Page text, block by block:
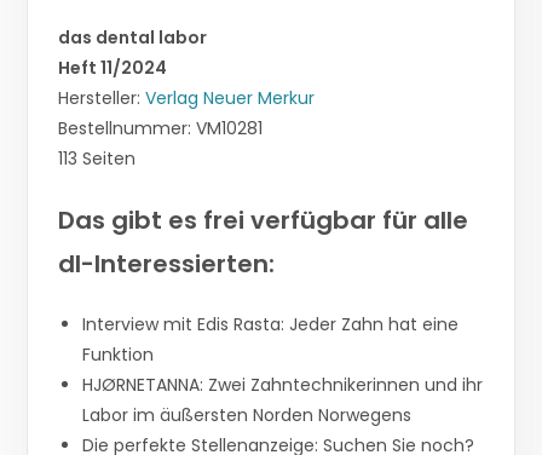
das dental labor
Heft 11/2024
Hersteller:Verlag Neuer Merkur
Bestellnummer: VM10281
113 Seiten
Das gibt es frei verfügbar für alle
dl-Interessierten:
Interview mit Edis Rasta: Jeder Zahn hat eine
Funktion
HJØRNETANNA: Zwei Zahntechnikerinnen und ihr
Labor im äußersten Norden Norwegens
Die perfekte Stellenanzeige: Suchen Sie noch?